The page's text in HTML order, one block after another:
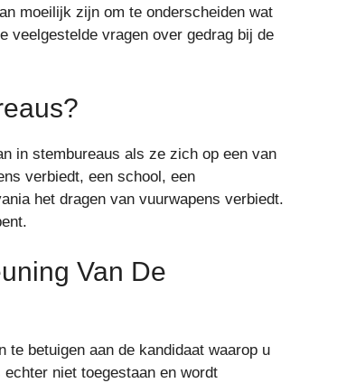
moeilijk zijn om te onderscheiden wat
veelgestelde vragen over gedrag bij de
​​in stembureaus als ze zich op een van
verbiedt, een school, een
het dragen van vuurwapens verbiedt.
Van De
betuigen aan de kandidaat waarop u
niet toegestaan ​​en wordt